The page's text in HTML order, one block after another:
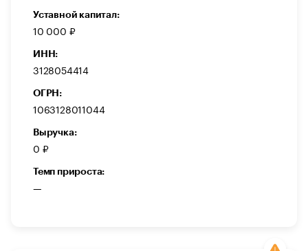
Уставной капитал:
10 000 ₽
ИНН:
3128054414
ОГРН:
1063128011044
Выручка:
0 ₽
Темп прироста:
—